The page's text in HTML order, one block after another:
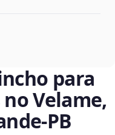
para
Velame,